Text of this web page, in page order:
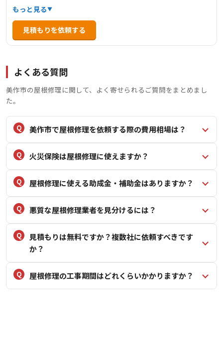
す。屋根工事では、葺き替え、カバー工法、板金工事、漆
喰工事、雨樋工事など多岐にわたる対応が可能です。特
に、屋根の点検やメンテナンスを通じて、雨漏りや瓦の劣
化などの問題を早期に発見し、適切な修理を行うことに注
談・見積もりにも対応しています。
もっと見る
見積もりを依頼する
よくある質問
美作市の屋根修理に関して、よく寄せられるご質問をまとめまし
た。
美作市で屋根修理を依頼する際の費用相場は？
火災保険は屋根修理に使えますか？
屋根修理に使える助成金・補助金はありますか？
悪質な屋根修理業者を見分けるには？
見積もりは無料ですか？複数社に依頼すべきです
か？
屋根修理の工事期間はどれくらいかかりますか？